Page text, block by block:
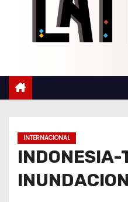
INTERNACIONAL